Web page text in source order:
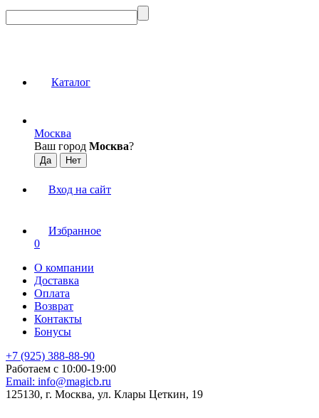
Каталог
Москва
Ваш город Москва?
Вход на сайт
Избранное
0
О компании
Доставка
Оплата
Возврат
Контакты
Бонусы
+7 (925) 388-88-90
Работаем с 10:00-19:00
Email: info@magicb.ru
125130, г. Москва, ул. Клары Цеткин, 19